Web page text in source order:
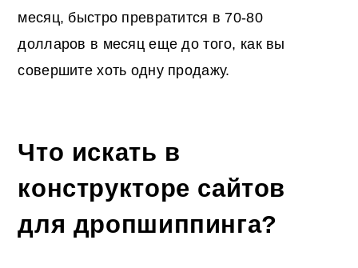
месяц, быстро превратится в 70-80
долларов в месяц еще до того, как вы
совершите хоть одну продажу.
Что искать в
конструкторе сайтов
для дропшиппинга?